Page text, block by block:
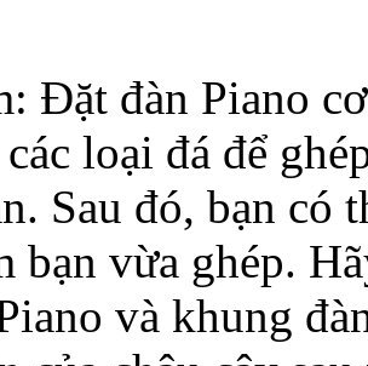
Đặt đàn Piano
loại đá để
Sau đó, bạn có
bạn vừa ghép.
và khung